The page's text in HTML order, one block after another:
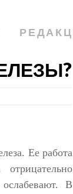
Ее работа
В